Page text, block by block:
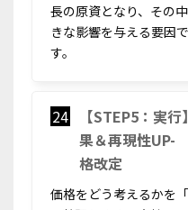
長の原資となり、その
きな影響を与える要因
す。
24
【STEP5：実
果＆再現性
格改定
価格をどう考えるかを